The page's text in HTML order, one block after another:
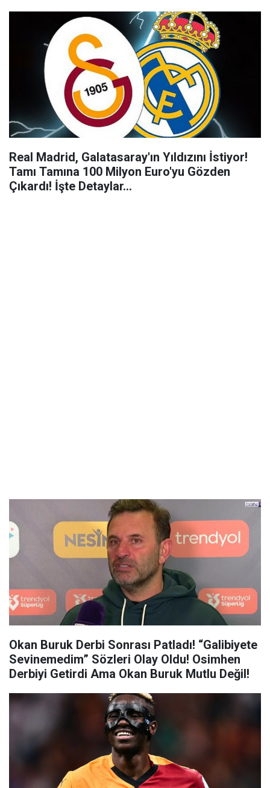
Real Madrid, Galatasaray'ın Yıldızını İstiyor!
Tamı Tamına 100 Milyon Euro'yu Gözden
Çıkardı! İşte Detaylar...
Okan Buruk Derbi Sonrası Patladı! “Galibiyete
Sevinemedim” Sözleri Olay Oldu! Osimhen
Derbiyi Getirdi Ama Okan Buruk Mutlu Değil!